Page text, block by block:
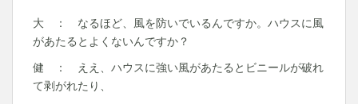
大 ： なるほど、風を防いでいるんですか。ハウスに風
があたるとよくないんですか？
健 ： ええ、ハウスに強い風があたるとビニールが破れ
て剥がれたり、